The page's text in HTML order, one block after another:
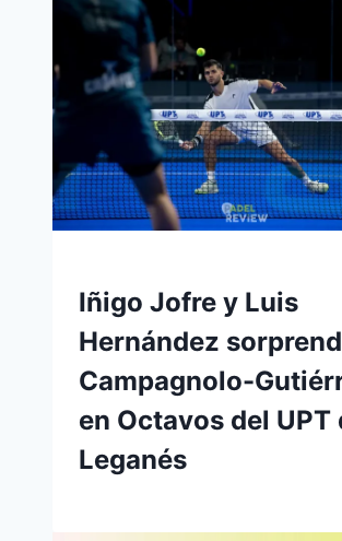
Iñigo Jofre y Luis
Hernández
Campagnolo-
en Octavos del UPT
Leganés